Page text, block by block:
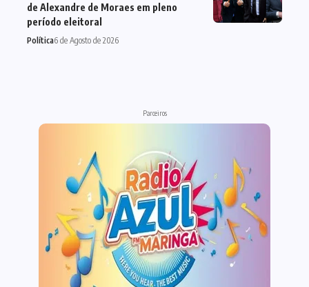
de Alexandre de Moraes em pleno
período eleitoral
Política6 de Agosto de 2026
Parceiros